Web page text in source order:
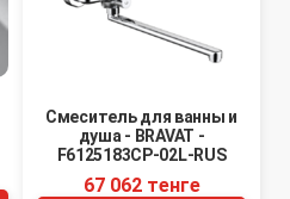
Смеситель для ванны и
душа - BRAVAT -
F6125183CP-02L-RUS
67 062 тенге